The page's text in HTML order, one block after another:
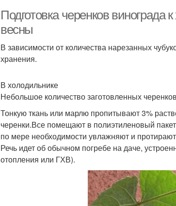
проращивание
Подготовка черенков винограда
весны
В зависимости от количества нарезанных
хранения.
В холодильнике
Небольшое количество заготовленных
Тонкую ткань или марлю пропитывают 3%
черенки.Все помещают в полиэтиленовый
по мере необходимости увлажняют и
Речь идет об обычном погребе на даче,
отопления или ГХВ).